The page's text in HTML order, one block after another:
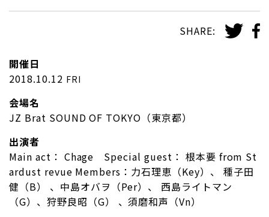
SHARE:
開催日
2018.10.12 FRI
会場名
JZ Brat SOUND OF TOKYO（東京都）
出演者
Main act： Chage Special guest： 根本要 from St
ardust revue Members：力石理恵（Key）、 種子田
健（B） 、中島オバヲ（Per）、 西島ライトマン
（G）、狩野良昭（G） 、須磨和声（Vn）